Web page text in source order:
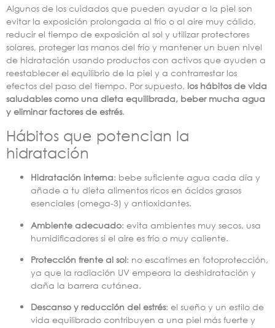
Algunos de los cuidados que pueden ayudar a la piel son
evitar la exposición prolongada al frío o al aire muy cálido,
reducir el tiempo de exposición al sol y utilizar protectores
solares, proteger las manos del frío y mantener un buen nivel
de hidratación usando productos con activos que ayuden a
reestablecer el equilibrio de la piel y a contrarrestar los
efectos del paso del tiempo. Por supuesto, los hábitos de vida
saludables como una dieta equilibrada, beber mucha agua
y eliminar factores de estrés.
Hábitos que potencian la
hidratación
Hidratación interna: bebe suficiente agua cada día y
añade a tu dieta alimentos ricos en ácidos grasos
esenciales (omega-3) y antioxidantes.
Ambiente adecuado: evita ambientes muy secos, usa
humidificadores si el aire es frío o muy caliente.
Protección frente al sol: no escatimes en fotoprotección,
ya que la radiación UV empeora la deshidratación y
daña la barrera cutánea.
Descanso y reducción del estrés: el sueño y un estilo de
vida equilibrado contribuyen a una piel más fuerte y